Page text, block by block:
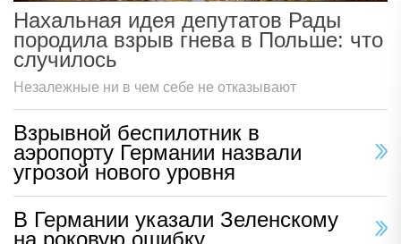
Нахальная идея депутатов Рады
породила взрыв гнева в Польше: что
случилось
Незалежные ни в чем себе не отказывают
Взрывной беспилотник в
аэропорту Германии назвали
угрозой нового уровня
В Германии указали Зеленскому
на роковую ошибку